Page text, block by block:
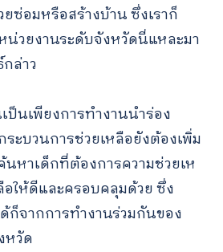
ซ่อมหรือสร้างบ้าน ซึ่งเราก็
วยงานระดับจังหวัดนี่แหละมา
ล่าว
นเพียงการทำงานนำร่อง
ะบวนการช่วยเหลือยังต้องเพิ่ม
หาเด็กที่ต้องการความช่วยเห
อให้ดีและครอบคลุมด้วย ซึ่ง
จากการทำงานร่วมกันของ
หวัด